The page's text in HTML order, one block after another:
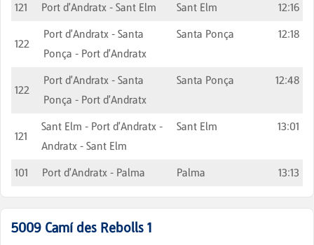
121
Port d'Andratx - Sant Elm Sant Elm 12:16
122
Port d'Andratx - Santa
Ponça - Port d'Andratx
Santa Ponça 12:18
122
Port d'Andratx - Santa
Ponça - Port d'Andratx
Santa Ponça 12:48
121
Sant Elm - Port d'Andratx -
Andratx - Sant Elm
Sant Elm 13:01
101 Port d'Andratx - Palma Palma 13:13
5009 Camí des Rebolls 1